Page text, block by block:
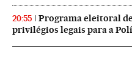
20:55
Programa eleitoral
privilégios legais para a